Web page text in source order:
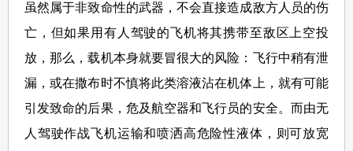
虽然属于非致命性的武器，不会直接造成敌方人员的伤
亡，但如果用有人驾驶的飞机将其携带至敌区上空投
放，那么，载机本身就要冒很大的风险：飞行中稍有泄
漏，或在撒布时不慎将此类溶液沾在机体上，就有可能
引发致命的后果，危及航空器和飞行员的安全。而由无
人驾驶作战飞机运输和喷洒高危险性液体，则可放宽